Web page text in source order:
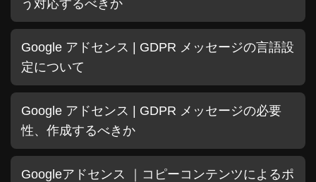
う対応するべきか
Google アドセンス | GDPR メッセージの言語設
定について
Google アドセンス | GDPR メッセージの必要
性、作成するべきか
Googleアドセンス ｜コピーコンテンツによるポ